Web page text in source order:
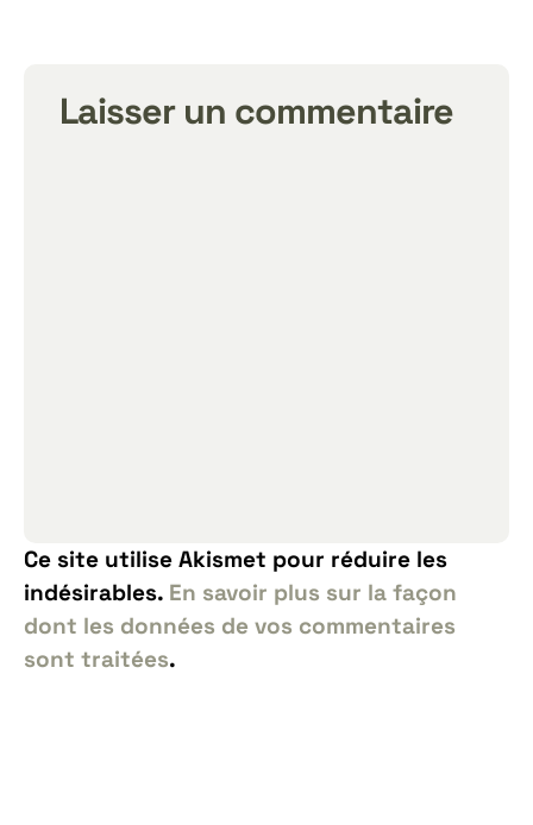
Laisser un commentaire
Ce site utilise Akismet pour réduire les
indésirables. En savoir plus sur la façon
dont les données de vos commentaires
sont traitées.